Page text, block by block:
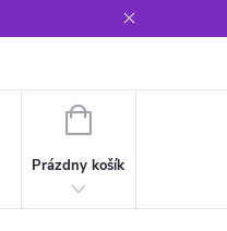
NÁKUPNÝ
Prázdny košík